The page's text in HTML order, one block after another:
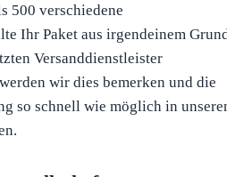
500 verschiedene
Ihr Paket aus irgendeinem
Versanddienstleister
wir dies bemerken und die
so schnell wie möglich in